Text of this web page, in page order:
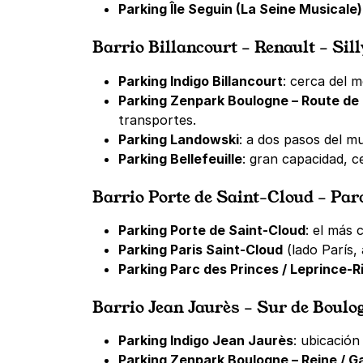
Parking Île Seguin (La Seine Musicale)
Barrio Billancourt – Renault –
Parking Indigo Billancourt: cerca del
Parking Zenpark Boulogne – Route de
transportes.
Parking Landowski: a dos pasos del
Parking Bellefeuille: gran capacidad,
Barrio Porte de Saint-Cloud –
Parking Porte de Saint-Cloud: el más
Parking Paris Saint-Cloud (lado París,
Parking Parc des Princes / Leprince-
Barrio Jean Jaurès – Sur de
Parking Indigo Jean Jaurès: